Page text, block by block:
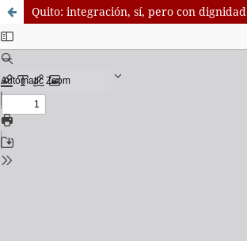
Quito: integración, sí, pero con dignidad